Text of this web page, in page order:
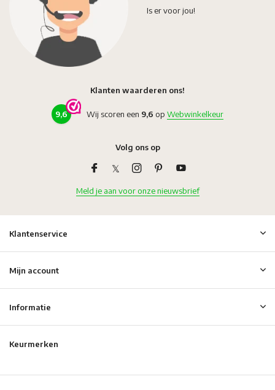
Is er voor jou!
Klanten waarderen ons!
9,6 Wij scoren een 9,6 op Webwinkelkeur
Volg ons op
Meld je aan voor onze nieuwsbrief
Klantenservice
Mijn account
Informatie
Keurmerken